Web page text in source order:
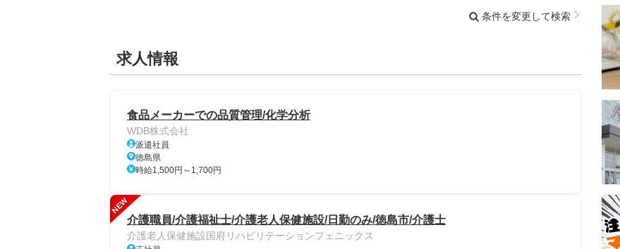
条件を変更して検索
求人情報
食品メーカーでの品質管理/化学分析
WDB株式会社
派遣社員
徳島県
時給1,500円～1,700円
NEW
介護職員/介護福祉士/介護老人保健施設/日勤のみ/徳島市/介護士
介護老人保健施設国府リハビリテーションフェニックス